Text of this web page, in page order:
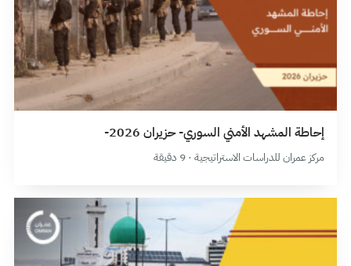
إحاطة المشهد الأمني السوري- حزيران 2026-
مركز عمران للدراسات الاستراتيجية · 9 دقيقة